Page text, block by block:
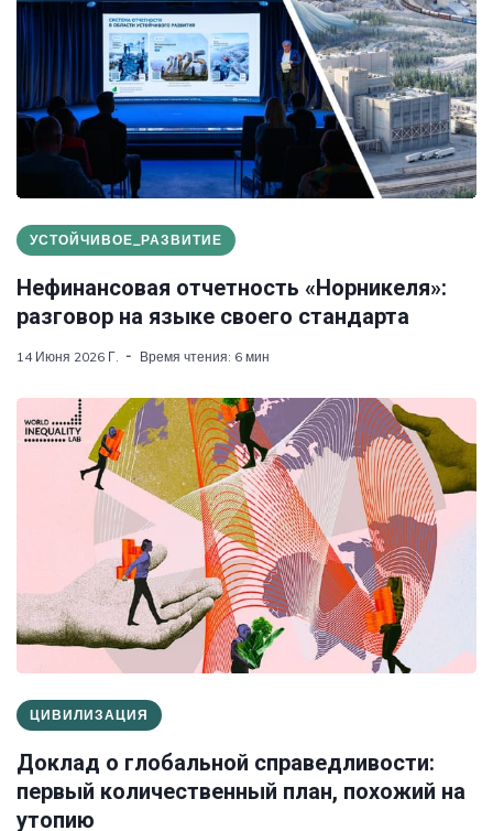
УСТОЙЧИВОЕ_РАЗВИТИЕ
Нефинансовая отчетность «Норникеля»:
разговор на языке своего стандарта
14 Июня 2026 Г. Время чтения: 6 мин
ЦИВИЛИЗАЦИЯ
Доклад о глобальной справедливости:
первый количественный план, похожий на
утопию